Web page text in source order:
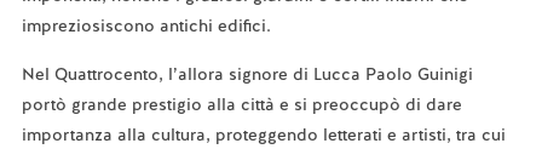
impreziosiscono antichi edifici.
Nel Quattrocento, l’allora signore di Lucca Paolo Guinigi
portò grande prestigio alla città e si preoccupò di dare
importanza alla cultura, proteggendo letterati e artisti, tra cui